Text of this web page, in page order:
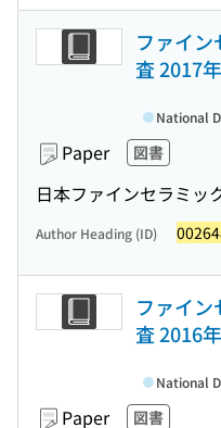
ファイ
査 2017年
Paper 図書
日本ファインセラミッ
National
Author Heading (ID)
ファイ
査 2016年
Paper 図書
National